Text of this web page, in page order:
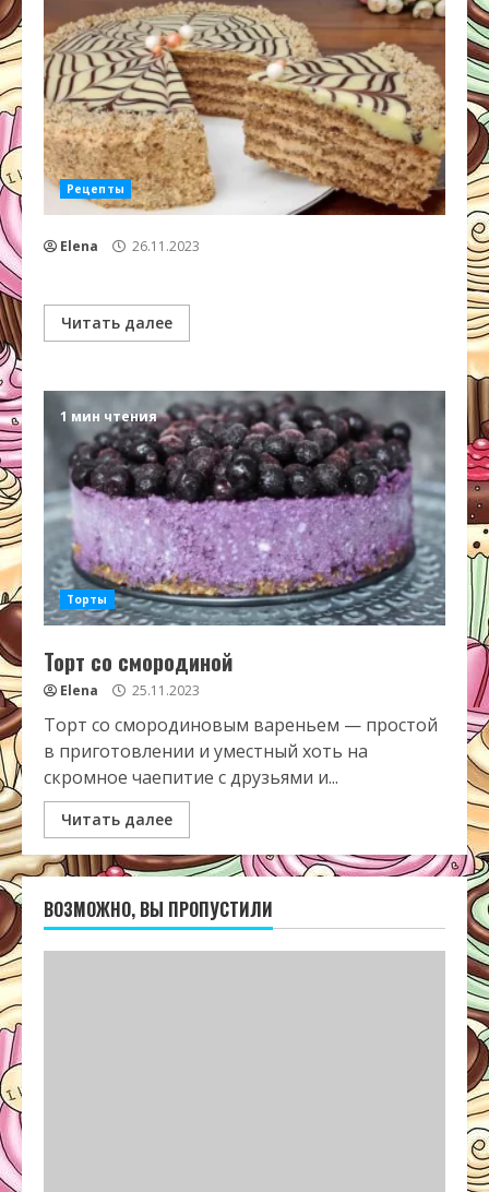
Рецепты
Elena 26.11.2023
Читать далее
1 мин чтения
Торты
Торт со смородиной
Elena 25.11.2023
Торт со смородиновым вареньем — простой
в приготовлении и уместный хоть на
скромное чаепитие с друзьями и...
Читать далее
ВОЗМОЖНО, ВЫ ПРОПУСТИЛИ